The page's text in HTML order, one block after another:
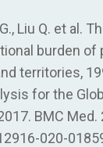
Liu Q. et al.
burden of
territories,
for the
BMC Med.
020-